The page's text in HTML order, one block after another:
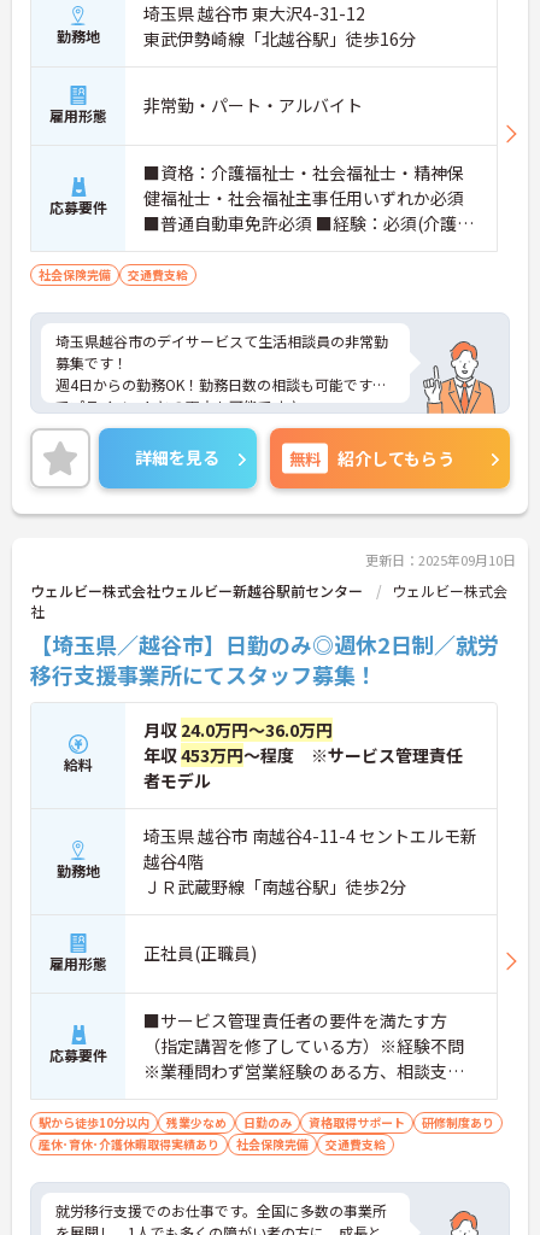
勤務地
埼玉県 越谷市 東大沢4-31-12
東武伊勢崎線「北越谷駅」徒歩16分
雇用形態 非常勤・パート・アルバイト
応募要件
■資格：介護福祉士・社会福祉士・精神保
健福祉士・社会福祉主事任用いずれか必須
■普通自動車免許必須 ■経験：必須(介護経
験3年以上)
社会保険完備 交通費支給
埼玉県越谷市のデイサービスて生活相談員の非常勤
募集です！
週4日からの勤務OK！勤務日数の相談も可能ですの
でプライベートとの両立も可能です♪
生活相談員にチャレンジしてみたい方のご応募も大
歓迎です！
ご興味のある方には、面接対策ポイントなどさらに
詳細をお話いたしますので、お気軽にご相談くださ
い。
詳細を見る 無料 紹介してもらう
更新日：2025年09月10日
ウェルビー株式会社ウェルビー新越谷駅前センター
ウェルビー株式会
社
【埼玉県／越谷市】日勤のみ◎週休2日制／就労
移行支援事業所にてスタッフ募集！
給料
月収 24.0万円～36.0万円
年収453万円～程度 ※サービス管理責任
者モデル
勤務地
埼玉県 越谷市 南越谷4-11-4 セントエルモ新
越谷4階
ＪＲ武蔵野線「南越谷駅」徒歩2分
雇用形態 正社員(正職員)
応募要件
■サービス管理責任者の要件を満たす方
（指定講習を修了している方）※経験不問
※業種問わず営業経験のある方、相談支
援・直接支援の経験がある方歓迎
駅から徒歩10分以内 残業少なめ 日勤のみ 資格取得サポート
研修制度あり
産休･育休･介護休暇取得実績あり
社会保険完備 交通費支給
就労移行支援でのお仕事です。全国に多数の事業所